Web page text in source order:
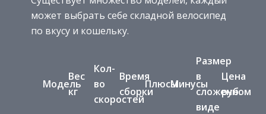
может выбрать себе складной велосипед
по вкусу и кошельку.
Модель
Вес
кг
Кол-
во
скоростей
Время
сборки
ПлюсыМинусы
Размер
в
сложенном
виде
Цена
руб.